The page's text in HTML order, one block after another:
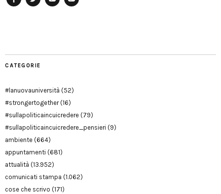
CATEGORIE
#lanuovauniversità (52)
#strongertogether(16)
#sullapoliticaincuicredere (79)
#sullapoliticaincuicredere_pensieri (9)
ambiente (664)
appuntamenti (681)
attualità (13.952)
comunicati stampa (1.062)
cose che scrivo (171)